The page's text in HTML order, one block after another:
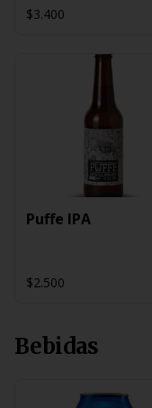
$3.400
Puffe IPA
$2.500
Bebidas